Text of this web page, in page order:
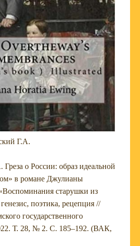
Г.А.
о России: образ идеальной
в романе Джулианы
старушки из
поэтика, рецепция //
государственного
Т. 28, № 2. С. 185–192. (ВАК,